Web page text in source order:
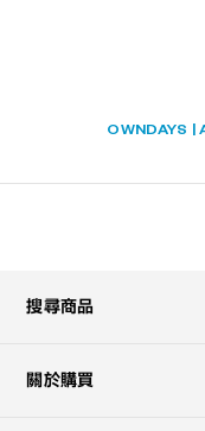
OWNDAYS |
搜尋商品
關於購買